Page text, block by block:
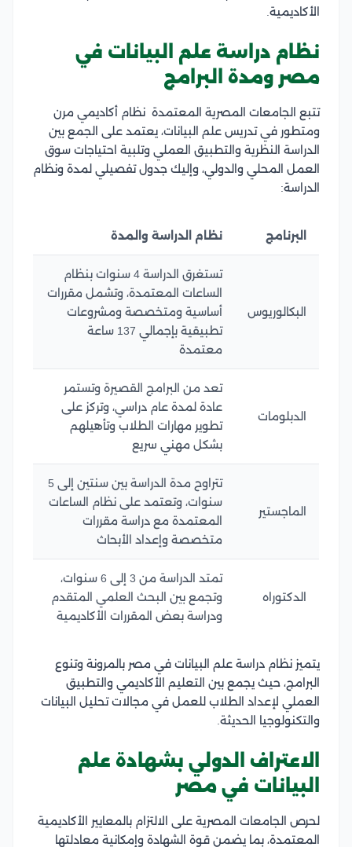
الأكاديمية.
نظام دراسة علم البيانات في
مصر ومدة البرامج
تتبع الجامعات المصرية المعتمدة نظام أكاديمي مرن
ومتطور في تدريس علم البيانات، يعتمد على الجمع بين
الدراسة النظرية والتطبيق العملي وتلبية احتياجات سوق
العمل المحلي والدولي، وإليك جدول تفصيلي لمدة ونظام
الدراسة:
البرنامج نظام الدراسة والمدة
البكالوريوس
تستغرق الدراسة 4 سنوات بنظام
الساعات المعتمدة، وتشمل مقررات
أساسية ومتخصصة ومشروعات
تطبيقية بإجمالي 137 ساعة
معتمدة
الدبلومات
تعد من البرامج القصيرة وتستمر
عادة لمدة عام دراسي، وتركز على
تطوير مهارات الطلاب وتأهيلهم
بشكل مهني سريع
الماجستير
تتراوح مدة الدراسة بين سنتين إلى 5
سنوات، وتعتمد على نظام الساعات
المعتمدة مع دراسة مقررات
متخصصة وإعداد الأبحاث
الدكتوراه
تمتد الدراسة من 3 إلى 6 سنوات،
وتجمع بين البحث العلمي المتقدم
ودراسة بعض المقررات الأكاديمية
يتميز نظام دراسة علم البيانات في مصر بالمرونة وتنوع
البرامج، حيث يجمع بين التعليم الأكاديمي والتطبيق
العملي لإعداد الطلاب للعمل في مجالات تحليل البيانات
والتكنولوجيا الحديثة.
الاعتراف الدولي بشهادة علم
البيانات في مصر
لحرص الجامعات المصرية على الالتزام بالمعايير الأكاديمية
المعتمدة، بما يضمن قوة الشهادة وإمكانية معادلتها